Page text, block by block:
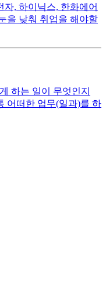
, 하이닉스, 한화에어
을 낮춰 취업을 해야할
하는 일이 무엇인지
어떠한 업무(일과)를 하